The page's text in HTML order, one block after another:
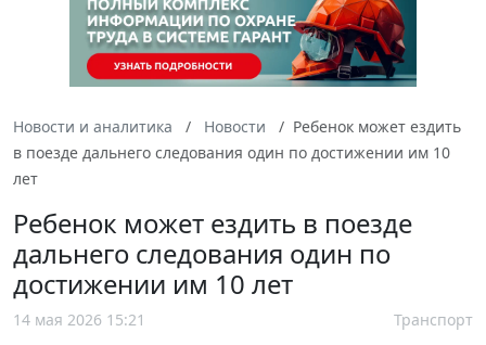
Новости и аналитика Новости
Ребенок может ездить
в поезде дальнего следования один по достижении им 10
лет
Ребенок может ездить в поезде
дальнего следования один по
достижении им 10 лет
14 мая 2026 15:21 Транспорт